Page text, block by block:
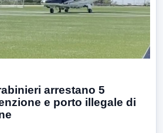
arrestano 5
e porto illegale di